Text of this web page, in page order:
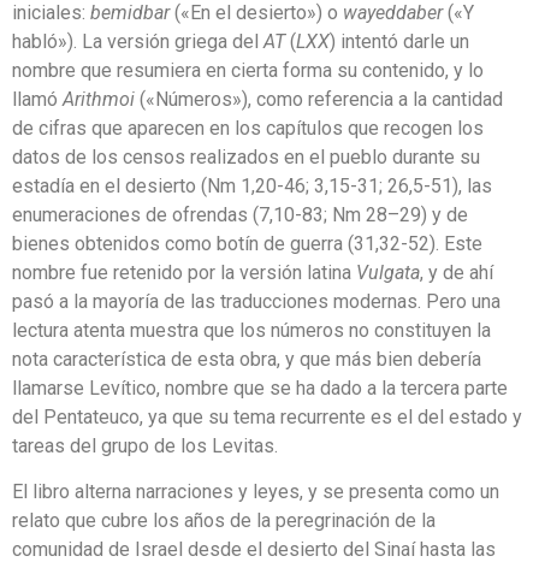
iniciales: bemidbar(«En el desierto») o wayeddaber(«Y
habló»). La versión griega delAT(LXX) intentó darle un
nombre que resumiera en cierta forma su contenido, y lo
llamóArithmoi («Números»), como referencia a la cantidad
de cifras que aparecen en los capítulos que recogen los
datos de los censos realizados en el pueblo durante su
estadía en el desierto (Nm 1,20-46; 3,15-31; 26,5-51), las
enumeraciones de ofrendas (7,10-83; Nm 28–29) y de
bienes obtenidos como botín de guerra (31,32-52). Este
nombre fue retenido por la versión latina Vulgata, y de ahí
pasó a la mayoría de las traducciones modernas. Pero una
lectura atenta muestra que los números no constituyen la
nota característica de esta obra, y que más bien debería
llamarse Levítico, nombre que se ha dado a la tercera parte
del Pentateuco, ya que su tema recurrente es el del estado y
tareas del grupo de los Levitas.
El libro alterna narraciones y leyes, y se presenta como un
relato que cubre los años de la peregrinación de la
comunidad de Israel desde el desierto del Sinaí hasta las